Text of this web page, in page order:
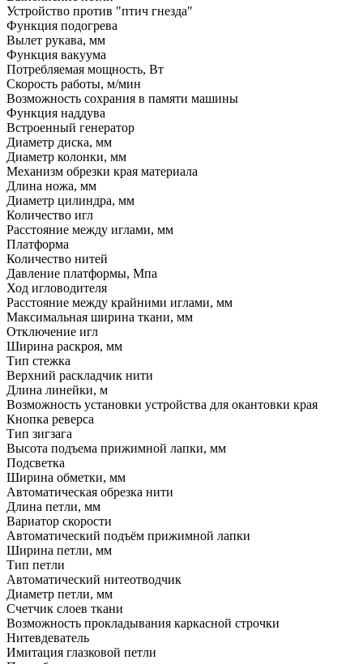
Устройство против "птич гнезда"
Функция подогрева
Вылет рукава, мм
Функция вакуума
Потребляемая мощность, Вт
Скорость работы, м/мин
Возможность сохрания в памяти машины
Функция наддува
Встроенный генератор
Диаметр диска, мм
Диаметр колонки, мм
Механизм обрезки края материала
Длина ножа, мм
Диаметр цилиндра, мм
Количество игл
Расстояние между иглами, мм
Платформа
Количество нитей
Давление платформы, Мпа
Ход игловодителя
Расстояние между крайними иглами, мм
Максимальная ширина ткани, мм
Отключение игл
Ширина раскроя, мм
Тип стежка
Верхний раскладчик нити
Длина линейки, м
Возможность установки устройства для окантовки края
Кнопка реверса
Тип зигзага
Высота подъема прижимной лапки, мм
Подсветка
Ширина обметки, мм
Автоматическая обрезка нити
Длина петли, мм
Вариатор скорости
Автоматический подъём прижимной лапки
Ширина петли, мм
Тип петли
Автоматический нитеотводчик
Диаметр петли, мм
Счетчик слоев ткани
Возможность прокладывания каркасной строчки
Нитевдеватель
Имитация глазковой петли